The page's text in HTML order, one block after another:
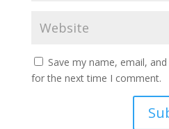
Save my name, email,
for the next time I comment.